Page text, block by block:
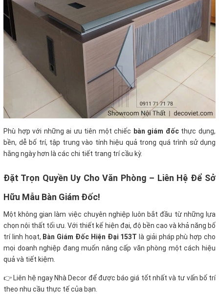
Phù hợp với những ai ưu tiên một chiếc bàn giám đốcthực dụng,
bền, dễ bố trí, tập trung vào tính hiệu quả trong quá trình sử dụng
hằng ngày hơn là các chi tiết trang trí cầu kỳ.
Đặt Trọn Quyền Uy Cho Văn Phòng – Liên Hệ Để Sở
Hữu Mẫu Bàn Giám Đốc!
Một không gian làm việc chuyên nghiệp luôn bắt đầu từ những lựa
chọn nội thất tối ưu. Với thiết kế hiện đại, độ bền cao và khả năng bố
trí linh hoạt, Bàn Giám Đốc Hiện Đại 153T là giải pháp phù hợp cho
mọi doanh nghiệp đang muốn nâng cấp văn phòng một cách hiệu
quả và tiết kiệm.
👉 Liên hệ ngay Nhà Decor để được báo giá tốt nhất và tư vấn bố trí
theo nhu cầu thực tế của bạn.